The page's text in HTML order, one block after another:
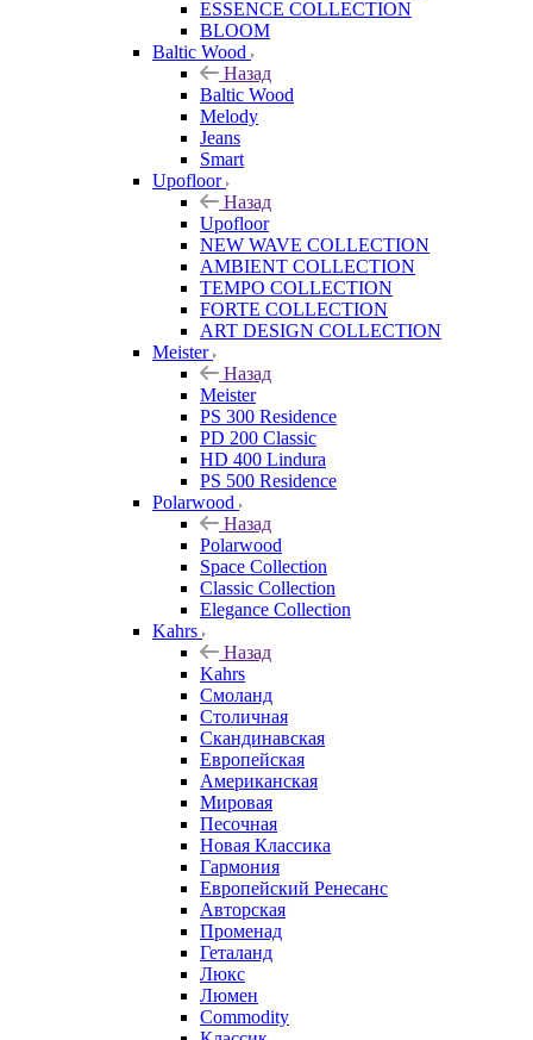
ESSENCE COLLECTION
BLOOM
Baltic Wood
Назад
Baltic Wood
Melody
Jeans
Smart
Upofloor
Назад
Upofloor
NEW WAVE COLLECTION
AMBIENT COLLECTION
TEMPO COLLECTION
FORTE COLLECTION
ART DESIGN COLLECTION
Meister
Назад
Meister
PS 300 Residence
PD 200 Classic
HD 400 Lindura
PS 500 Residence
Polarwood
Назад
Polarwood
Space Collection
Classic Collection
Elegance Collection
Kahrs
Назад
Kahrs
Смоланд
Столичная
Скандинавская
Европейская
Американская
Мировая
Песочная
Новая Классика
Гармония
Европейский Ренесанс
Авторская
Променад
Геталанд
Люкс
Люмен
Commodity